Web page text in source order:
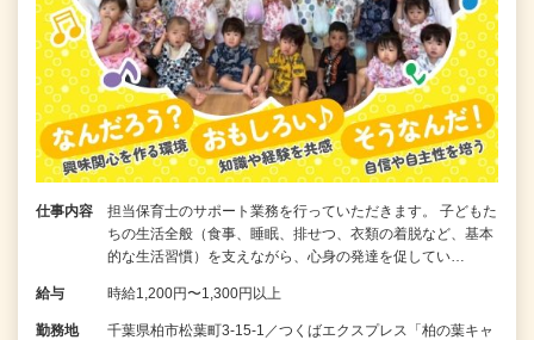
仕事内容
担当保育士のサポート業務を行っていただきます。 子どもた
ちの生活全般（食事、睡眠、排せつ、衣類の着脱など、基本
的な生活習慣）を支えながら、心身の発達を促してい…
給与 時給1,200円〜1,300円以上
勤務地
千葉県柏市松葉町3-15-1／つくばエクスプレス「柏の葉キャ